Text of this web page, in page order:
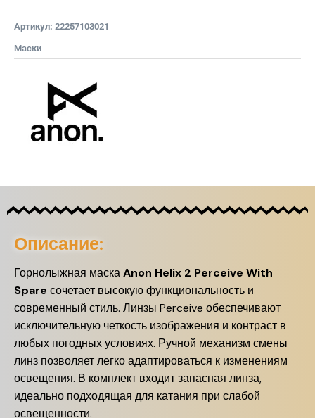
Артикул: 22257103021
Маски
Описание:
Горнолыжная маскаAnon Helix 2 Perceive With
Spare сочетает высокую функциональность и
современный стиль. Линзы Perceive обеспечивают
исключительную четкость изображения и контраст в
любых погодных условиях. Ручной механизм смены
линз позволяет легко адаптироваться к изменениям
освещения. В комплект входит запасная линза,
идеально подходящая для катания при слабой
освещенности.